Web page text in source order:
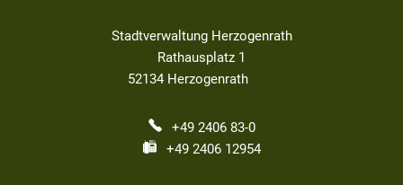
Stadtverwaltung Herzogenrath
Rathausplatz 1
52134 Herzogenrath
+49 2406 83-0
+49 2406 12954